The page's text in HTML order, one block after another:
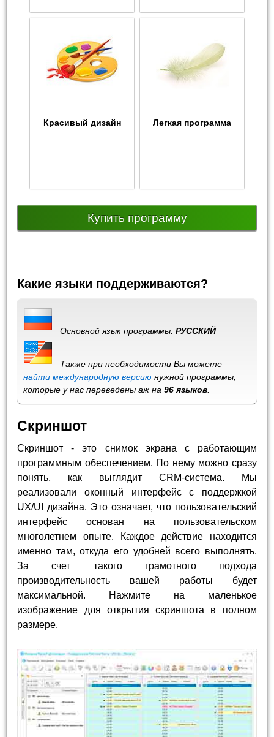
Красивый дизайн Легкая программа
Купить программу
Какие языки поддерживаются?
Основной язык программы:РУССКИЙ
Также при необходимости Вы можете
найти международную версию нужной программы,
которые у нас переведены аж на96 языков
Скриншот
Скриншот - это снимок экрана с работающим
программным обеспечением. По нему можно сразу
понять, как выглядит CRM-система. Мы
реализовали оконный интерфейс с поддержкой
UX/UI дизайна. Это означает, что пользовательский
интерфейс основан на пользовательском
многолетнем опыте. Каждое действие находится
именно там, откуда его удобней всего выполнять.
За счет такого грамотного подхода
производительность вашей работы будет
максимальной. Нажмите на маленькое
изображение для открытия скриншота в полном
размере.